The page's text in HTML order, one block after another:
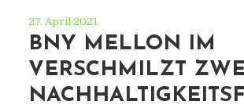
27. April 2021
BNY MELLON IM
VERSCHMILZT